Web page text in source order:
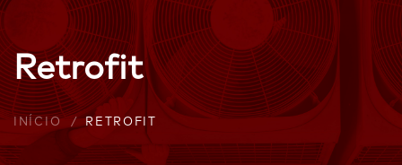
Retrofit
INÍCIO RETROFIT